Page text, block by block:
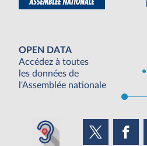
OPEN DATA
Accédez à toutes
les données de
l'Assemblée nationale